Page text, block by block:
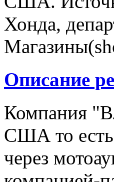
Хонда,
Описание
Компания
США то
через